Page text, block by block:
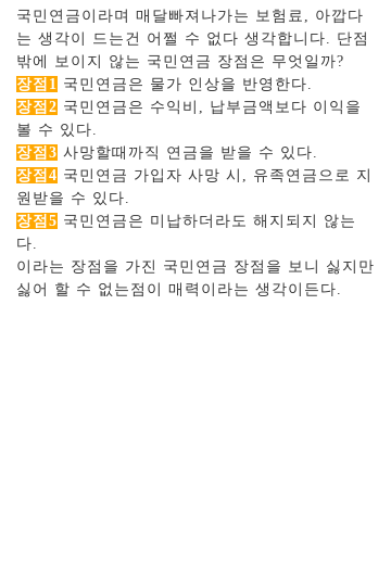
국민연금이라며 매달빠져나가는 보험료, 아깝다
는 생각이 드는건 어쩔 수 없다 생각합니다. 단점
밖에 보이지 않는 국민연금 장점은 무엇일까?
장점1 국민연금은 물가 인상을 반영한다.
장점2 국민연금은 수익비, 납부금액보다 이익을
볼 수 있다.
장점3 사망할때까직 연금을 받을 수 있다.
장점4 국민연금 가입자 사망 시, 유족연금으로 지
원받을 수 있다.
장점5 국민연금은 미납하더라도 해지되지 않는
다.
이라는 장점을 가진 국민연금 장점을 보니 싫지만
싫어 할 수 없는점이 매력이라는 생각이든다.